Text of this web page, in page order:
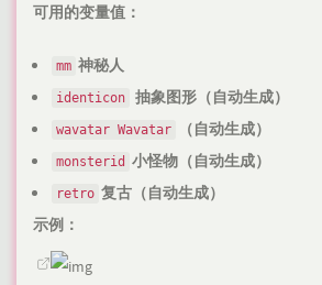
可用的变量值：
mm 神秘人
identicon 抽象图形（自动生成）
wavatar Wavatar （自动生成）
monsterid 小怪物（自动生成）
retro 复古（自动生成）
示例：